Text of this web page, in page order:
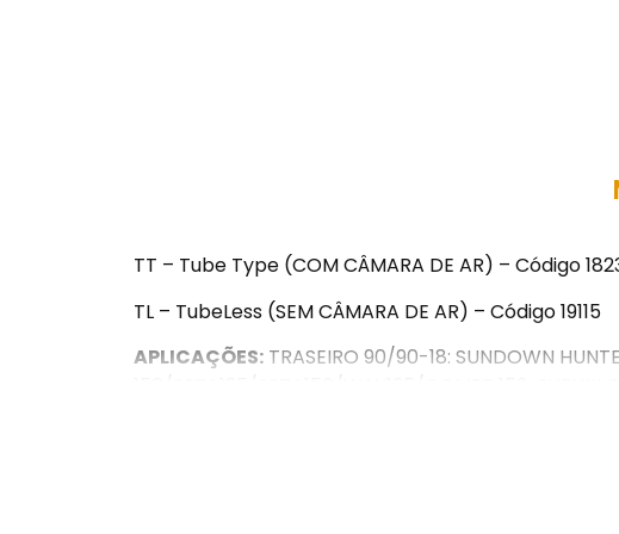
TT – Tube Type (COM CÂMARA DE AR) – Código
TL – TubeLess (SEM CÂMARA DE AR) – Código 19115
APLICAÇÕES: TRASEIRO 90/90-18: SUNDOWN
125/TODAY/TITAN/CARGO/CBX 150 AERO/CG 150
9/HB 150, YAMAHA RD 125/RD 135/RDZ 125/RDZ 135/